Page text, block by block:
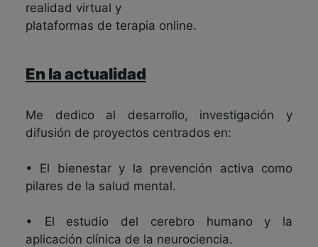
realidad virtual y
plataformas de terapia online.
En la actualidad
Me dedico al desarrollo, investigación y
difusión de proyectos centrados en:
• El bienestar y la prevención activa como
pilares de la salud mental.
• El estudio del cerebro humano y la
aplicación clínica de la neurociencia.